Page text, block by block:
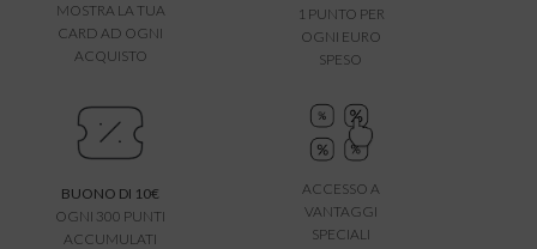
MOSTRA LA TUA
CARD AD OGNI
ACQUISTO
1 PUNTO PER
OGNI EURO
SPESO
BUONO DI 10€
OGNI 300 PUNTI
ACCUMULATI
ACCESSO A
VANTAGGI
SPECIALI